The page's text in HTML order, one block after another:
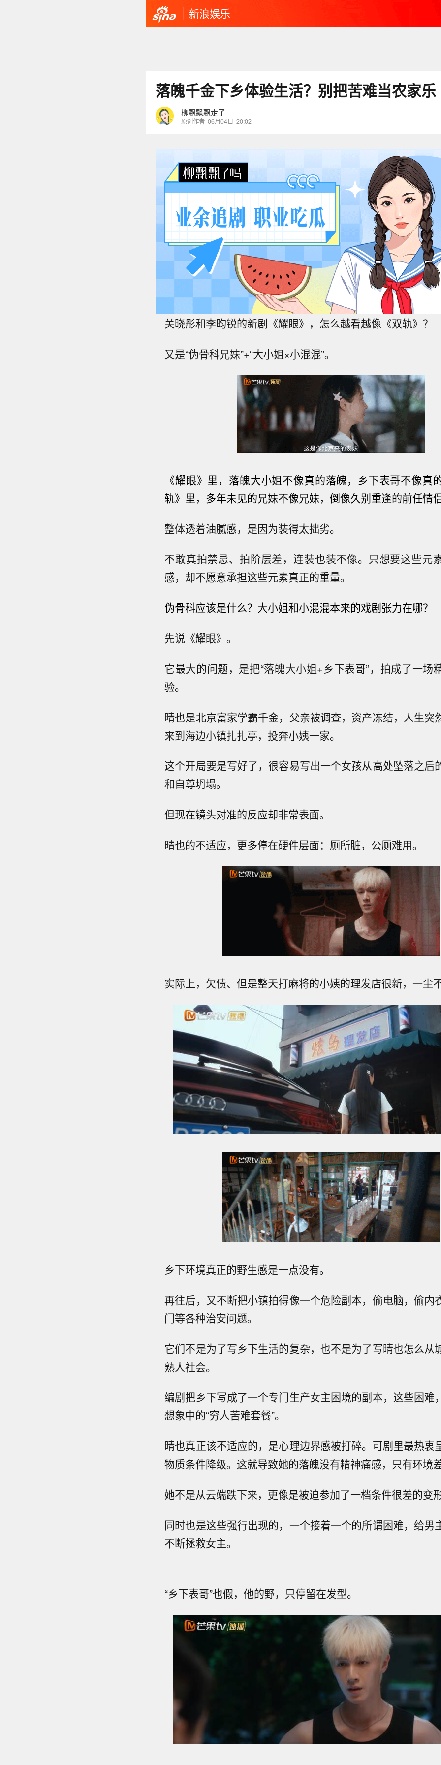
新浪娱乐
落魄千金下乡体验生活？别把苦难当农家乐
柳飘飘飘走了
原创作者 06月04日 20:02
关晓彤和李昀锐的新剧《耀眼》，怎么越看越像《双轨》？
又是“伪骨科兄妹”+“大小姐×小混混”。
《耀眼》里，落魄大小姐不像真的落魄，乡下表哥不像真
轨》里，多年未见的兄妹不像兄妹，倒像久别重逢的前任情
整体透着油腻感，是因为装得太拙劣。
不敢真拍禁忌、拍阶层差，连装也装不像。只想要这些元
感，却不愿意承担这些元素真正的重量。
伪骨科应该是什么？ 大小姐和小混混本来的戏剧张力在哪？
先说《耀眼》。
它最大的问题，是把“落魄大小姐+乡下表哥”，拍成了一场
验。
晴也是北京富家学霸千金，父亲被调查，资产冻结，人生突
来到海边小镇扎扎亭，投奔小姨一家。
这个开局要是写好了，很容易写出一个女孩从高处坠落之后
和自尊坍塌。
但现在镜头对准的反应却非常表面。
晴也的不适应，更多停在硬件层面：厕所脏，公厕难用。
实际上，欠债、但是整天打麻将的小姨的理发店很新，一尘
乡下环境真正的野生感是一点没有。
再往后，又不断把小镇拍得像一个危险副本，偷电脑，偷内
门等各种治安问题。
它们不是为了写乡下生活的复杂，也不是为了写晴也怎么从
熟人社会。
编剧把乡下写成了一个专门生产女主困境的副本，这些困难
想象中的“穷人苦难套餐”。
晴也真正该不适应的，是心理边界感被打碎。可剧里最热衷
物质条件降级。这就导致她的落魄没有精神痛感，只有环境
她不是从云端跌下来，更像是被迫参加了一档条件很差的变
同时也是这些强行出现的，一个接着一个的所谓困难，给男
不断拯救女主。
“乡下表哥”也假，他的野，只停留在发型。